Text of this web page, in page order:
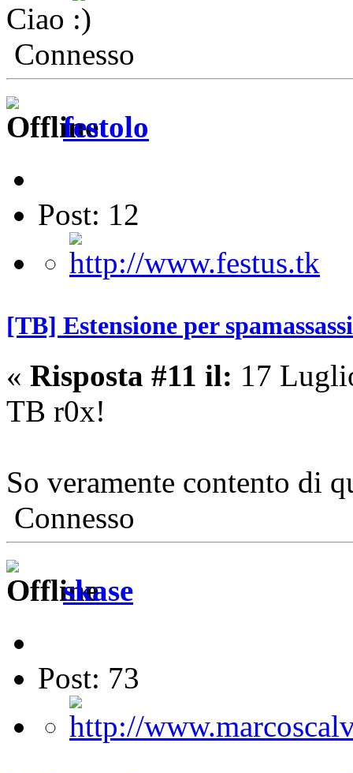
Ciao
Connesso
festolo
Post: 12
[TB] Estensione per
« Risposta #11 il: 17
TB r0x!
So veramente contento di
Connesso
skase
Post: 73